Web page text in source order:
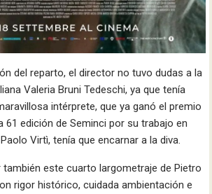
del reparto, el director no tuvo dudas a la
Valeria Bruni Tedeschi, ya que tenía
intérprete, que ya ganó el premio
61 edición de Seminci por su trabajo en
Virtì, tenía que encarnar a la diva.
también este cuarto largometraje de Pietro
rigor histórico, cuidada ambientación e